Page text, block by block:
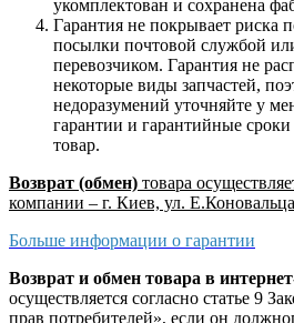
укомплектован и сохранена
Гарантия не покрывает риска
посылки почтовой службой
перевозчиком. Гарантия не
некоторые виды запчастей,
недоразумений уточняйте у
гарантии и гарантийные
товар.
Возврат (обмен) товара
компании – г. Киев, ул.
Больше информации о гарантии
Возврат и обмен товара в
осуществляется согласно статье 9
прав потребителей», если он